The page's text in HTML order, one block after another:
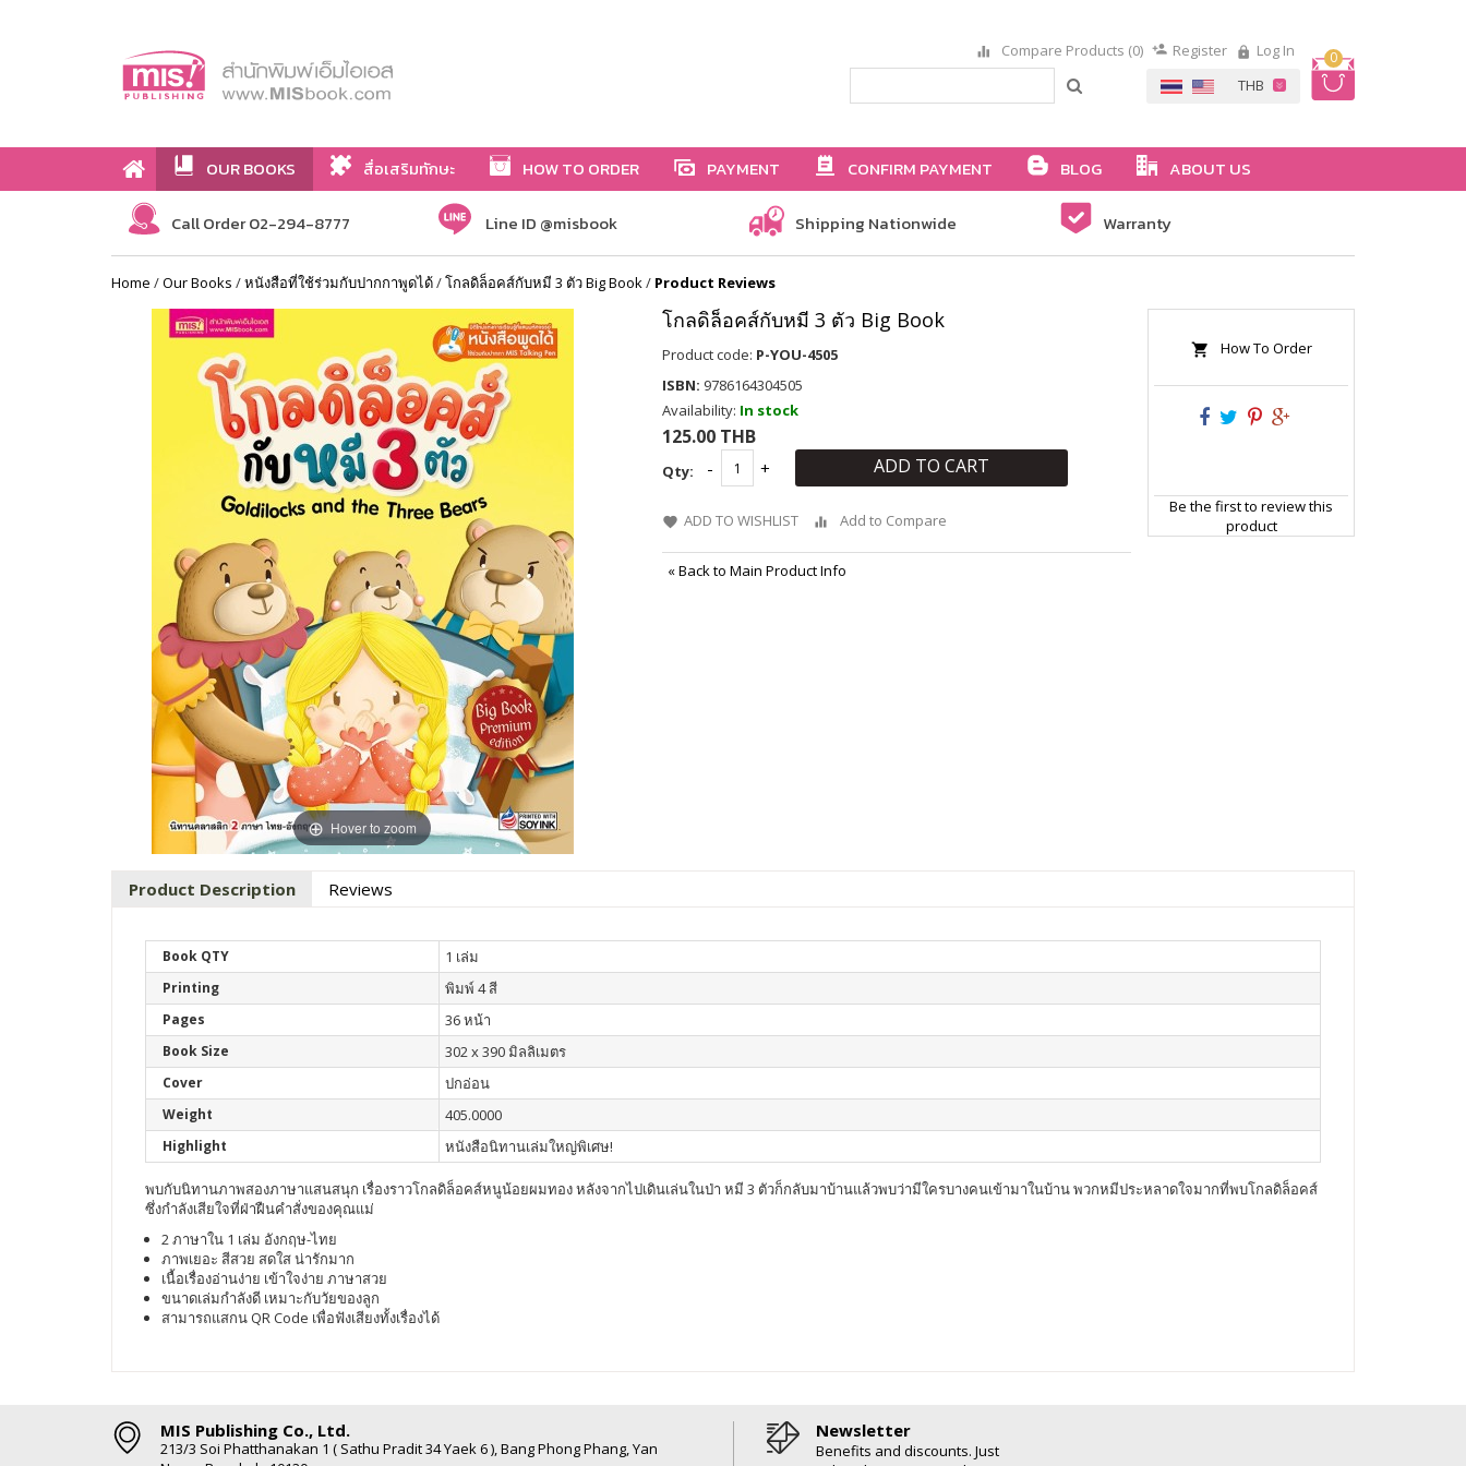
0
Compare Products (0) Register Log In
OUR BOOKS สื่อเสริมทักษะ HOW TO ORDER PAYMENT CONFIRM PAYMENT BLOG ABOUT US
Call Order 02-294-8777 Line ID @misbook Shipping Nationwide Warranty
Home /Our Books /หนังสือที่ใช้ร่วมกับปากกาพูดได้/โกลดิล็อคส์กับหมี 3 ตัว Big Book/ Product Reviews
Hover to zoom
โกลดิล็อคส์กับหมี 3 ตัว Big Book
Product code: P-YOU-4505
ISBN: 9786164304505
Availability: In stock
125.00 THB
Qty: ADD TO CART
ADD TO WISHLIST Add to Compare
«Back to Main Product Info
How To Order
Be the first to review this
product
Product Description Reviews
Book QTY 1 เล่ม
Printing พิมพ์ 4 สี
Pages 36 หน้า
Book Size 302 x 390 มิลลิเมตร
Cover ปกอ่อน
Weight 405.0000
Highlight หนังสือนิทานเล่มใหญ่พิเศษ!
พบกับนิทานภาพสองภาษาแสนสนุก เรื่องราวโกลดิล็อคส์หนูน้อยผมทอง หลังจากไปเดินเล่นในป่า หมี 3 ตัวก็กลับมาบ้านแล้วพบว่ามีใครบางคนเข้ามาในบ้าน พวกหมีประหลาดใจมากที่พบโกลดิล็อคส์
ซึ่งกำลังเสียใจที่ฝ่าฝืนคำสั่งของคุณแม่
2 ภาษาใน 1 เล่ม อังกฤษ-ไทย
ภาพเยอะ สีสวย สดใส น่ารักมาก
เนื้อเรื่องอ่านง่าย เข้าใจง่าย ภาษาสวย
ขนาดเล่มกำลังดี เหมาะกับวัยของลูก
สามารถแสกน QR Code เพื่อฟังเสียงทั้งเรื่องได้
MIS Publishing Co., Ltd.
213/3 Soi Phatthanakan 1 ( Sathu Pradit 34 Yaek 6 ), Bang Phong Phang, Yan
Newsletter
Benefits and discounts. Just